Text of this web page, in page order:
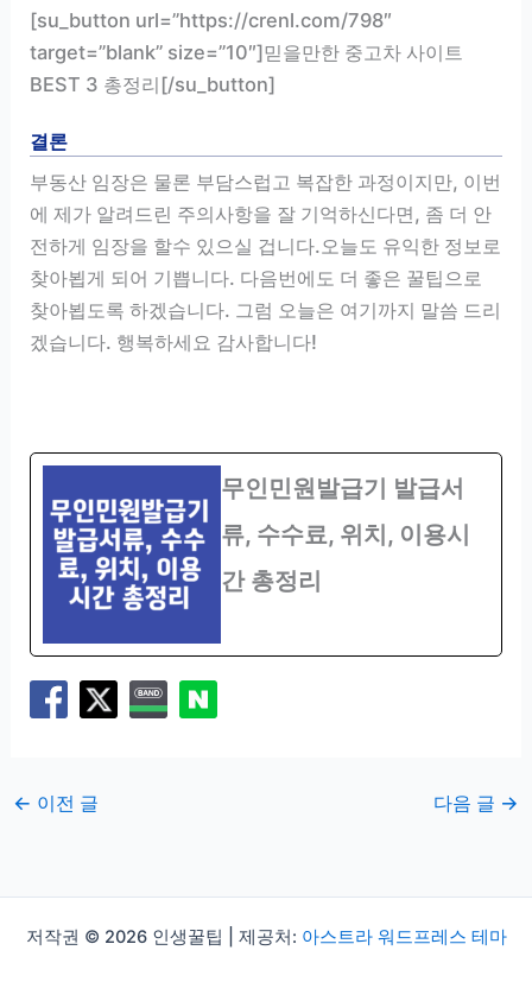
[su_button url=”https://crenl.com/798″
target=”blank” size=”10″]믿을만한 중고차 사이트
BEST 3 총정리[/su_button]
결론
부동산 임장은 물론 부담스럽고 복잡한 과정이지만, 이번
에 제가 알려드린 주의사항을 잘 기억하신다면, 좀 더 안
전하게 임장을 할수 있으실 겁니다.오늘도 유익한 정보로
찾아뵙게 되어 기쁩니다. 다음번에도 더 좋은 꿀팁으로
찾아뵙도록 하겠습니다. 그럼 오늘은 여기까지 말씀 드리
겠습니다. 행복하세요 감사합니다!
무인민원발급기 발급서
류, 수수료, 위치, 이용시
간 총정리
← 이전 글 다음 글 →
저작권 © 2026 인생꿀팁 | 제공처: 아스트라 워드프레스 테마